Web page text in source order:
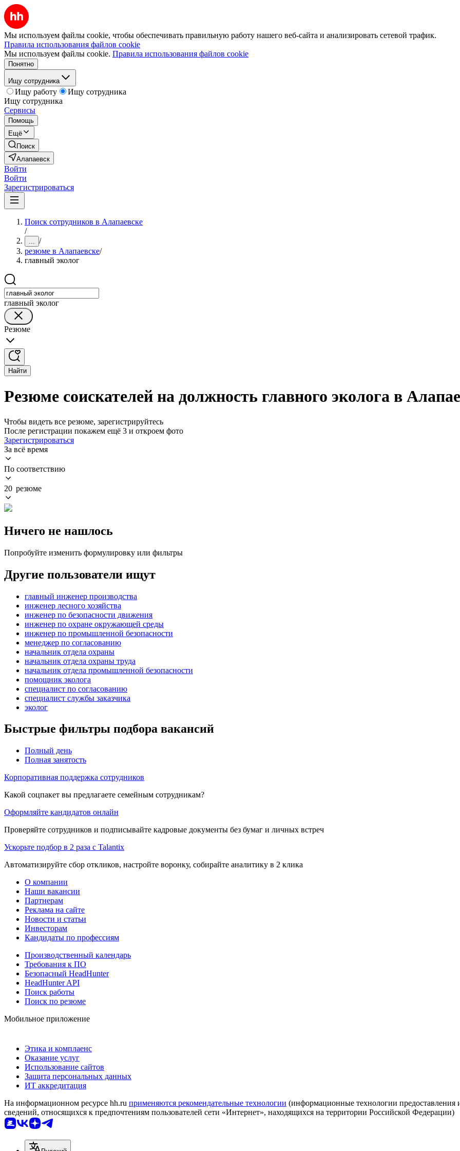
Мы используем файлы cookie, чтобы обеспечивать правильную работу нашего веб-сайта и анализировать сетевой трафик.
Правила использования файлов cookie
Мы используем файлы cookie. Правила использования файлов cookie
Понятно
Ищу сотрудника
Ищу работу
Ищу сотрудника
Ищу сотрудника
Сервисы
Помощь
Ещё
Поиск
Алапаевск
Войти
Войти
Зарегистрироваться
Поиск сотрудников в Алапаевске
/
... /
резюме в Алапаевске/
главный эколог
главный эколог
Резюме
Найти
Резюме соискателей на должность главного эколога в
Чтобы видеть все резюме, зарегистрируйтесь
После регистрации покажем ещё 3 и откроем фото
Зарегистрироваться
За всё время
По соответствию
20 резюме
Ничего не нашлось
Попробуйте изменить формулировку или фильтры
Другие пользователи ищут
главный инженер производства
инженер лесного хозяйства
инженер по безопасности движения
инженер по охране окружающей среды
инженер по промышленной безопасности
менеджер по согласованию
начальник отдела охраны
начальник отдела охраны труда
начальник отдела промышленной безопасности
помощник эколога
специалист по согласованию
специалист службы заказчика
эколог
Быстрые фильтры подбора вакансий
Полный день
Полная занятость
Корпоративная поддержка сотрудников
Какой соцпакет вы предлагаете семейным сотрудникам?
Оформляйте кандидатов онлайн
Проверяйте сотрудников и подписывайте кадровые документы без бумаг и личных встреч
Ускорьте подбор в 2 раза с Talantix
Автоматизируйте сбор откликов, настройте воронку, собирайте аналитику в 2 клика
О компании
Наши вакансии
Партнерам
Реклама на сайте
Новости и статьи
Инвесторам
Кандидаты по профессиям
Производственный календарь
Требования к ПО
Безопасный HeadHunter
HeadHunter API
Поиск работы
Поиск по резюме
Мобильное приложение
Этика и комплаенс
Оказание услуг
Использование сайтов
Защита персональных данных
ИТ аккредитация
На информационном ресурсе hh.ru применяются рекомендательные технологии (информационные технологии предоставления
сведений, относящихся к предпочтениям пользователей сети «Интернет», находящихся на территории Российской Федерации)